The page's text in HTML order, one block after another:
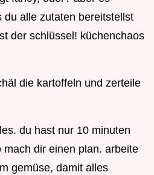
du alle zutaten bereitstellst
der schlüssel! küchenchaos
die kartoffeln und zerteile
du hast nur 10 minuten
dir einen plan. arbeite
gemüse, damit alles